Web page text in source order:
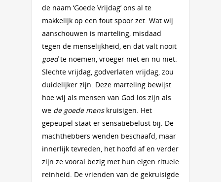
de naam ‘Goede Vrijdag’ ons al te
makkelijk op een fout spoor zet. Wat wij
aanschouwen is marteling, misdaad
tegen de menselijkheid, en dat valt nooit
goedte noemen, vroeger niet en nu niet.
Slechte vrijdag, godverlaten vrijdag, zou
duidelijker zijn. Deze marteling bewijst
hoe wij als mensen van God los zijn als
we de goede menskruisigen. Het
gepeupel staat er sensatiebelust bij. De
machthebbers wenden beschaafd, maar
innerlijk tevreden, het hoofd af en verder
zijn ze vooral bezig met hun eigen rituele
reinheid. De vrienden van de gekruisigde